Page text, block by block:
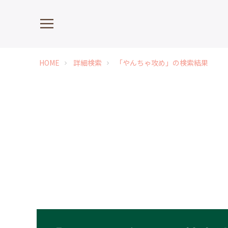
HOME chevron_right 詳細検索 chevron_right 「やんちゃ攻め」の検索結果